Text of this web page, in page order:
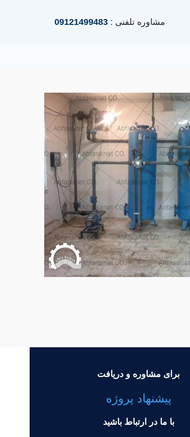
مشاوره تلفنی : 09121499483
برای مشاوره و دریافت
پیشنهاد پروژه
با ما در ارتباط باشید